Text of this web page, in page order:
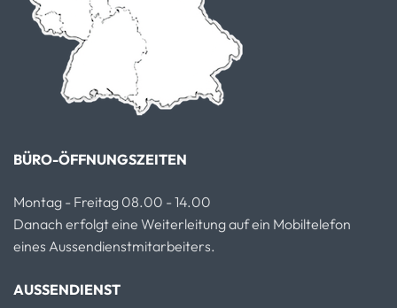
BÜRO-ÖFFNUNGSZEITEN
Montag - Freitag 08.00 - 14.00
Danach erfolgt eine Weiterleitung auf ein Mobiltelefon
eines Aussendienstmitarbeiters.
AUSSENDIENST